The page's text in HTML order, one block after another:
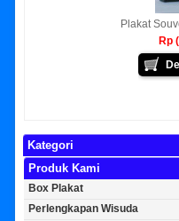
Plakat
Rp
Kategori
Produk Kami
Box Plakat
Perlengkapan Wisuda